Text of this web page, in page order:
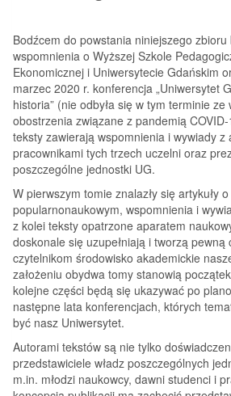
Bodźcem do powstania niniejszego zbioru
wspomnienia o Wyższej Szkole
Ekonomicznej i Uniwersytecie Gdańskim
marzec 2020 r. konferencja „Uniwersytet
historia” (nie odbyła się w tym terminie ze
obostrzenia związane z pandemią
teksty zawierają wspomnienia i wywiady z
pracownikami tych trzech uczelni oraz
poszczególne jednostki UG.
W pierwszym tomie znalazły się artykuły
popularnonaukowym, wspomnienia i
z kolei teksty opatrzone aparatem
doskonale się uzupełniają i tworzą pewną
czytelnikom środowisko akademickie
założeniu obydwa tomy stanowią
kolejne części będą się ukazywać po
następne lata konferencjach, których
być nasz Uniwersytet.
Autorami tekstów są nie tylko
przedstawiciele władz poszczególnych
m.in. młodzi naukowcy, dawni studenci i